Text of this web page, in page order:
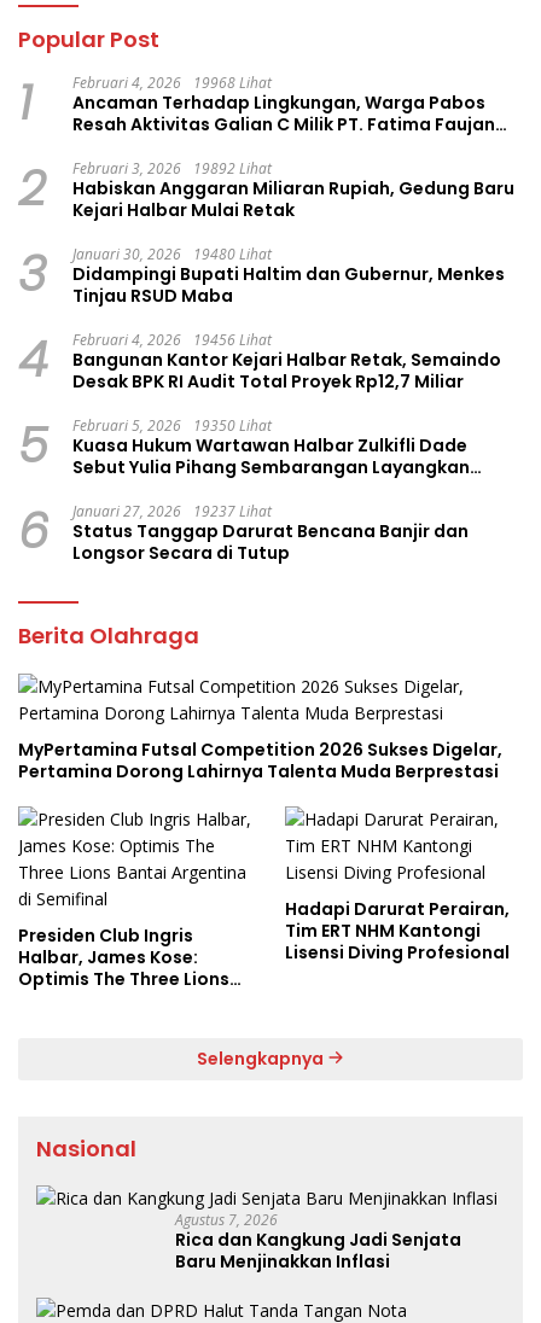
Popular Post
1 Februari 4, 2026 19968 Lihat
Ancaman Terhadap Lingkungan, Warga Pabos
Resah Aktivitas Galian C Milik PT. Fatima Faujan
2 Februari 3, 2026 19892 Lihat
Habiskan Anggaran Miliaran Rupiah, Gedung Baru
Kejari Halbar Mulai Retak
3 Januari 30, 2026 19480 Lihat
Didampingi Bupati Haltim dan Gubernur, Menkes
Tinjau RSUD Maba
4 Februari 4, 2026 19456 Lihat
Bangunan Kantor Kejari Halbar Retak, Semaindo
Desak BPK RI Audit Total Proyek Rp12,7 Miliar
5 Februari 5, 2026 19350 Lihat
Kuasa Hukum Wartawan Halbar Zulkifli Dade
Sebut Yulia Pihang Sembarangan Layangkan
6 Januari 27, 2026 19237 Lihat
Status Tanggap Darurat Bencana Banjir dan
Longsor Secara di Tutup
Berita Olahraga
MyPertamina Futsal Competition 2026 Sukses Digelar,
Pertamina Dorong Lahirnya Talenta Muda Berprestasi
Presiden Club Ingris
Halbar, James Kose:
Optimis The Three Lions
Hadapi Darurat Perairan,
Tim ERT NHM Kantongi
Lisensi Diving Profesional
Selengkapnya
Nasional
Agustus 7, 2026
Rica dan Kangkung Jadi Senjata
Baru Menjinakkan Inflasi